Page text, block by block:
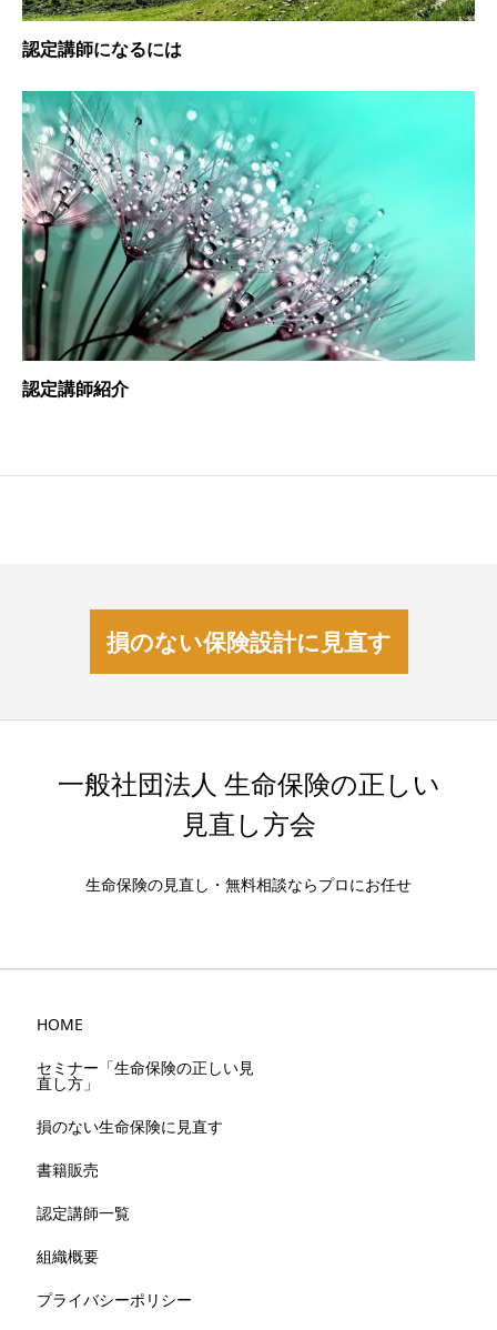
認定講師になるには
認定講師紹介
損のない保険設計に見直す
一般社団法人 生命保険の正しい
見直し方会
生命保険の見直し・無料相談ならプロにお任せ
HOME
セミナー「生命保険の正しい見
直し方」
損のない生命保険に見直す
書籍販売
認定講師一覧
組織概要
プライバシーポリシー